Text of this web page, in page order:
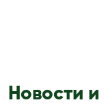
Новости и